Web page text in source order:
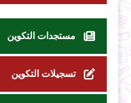
مستجدات التكوين
تسجيلات التكوين